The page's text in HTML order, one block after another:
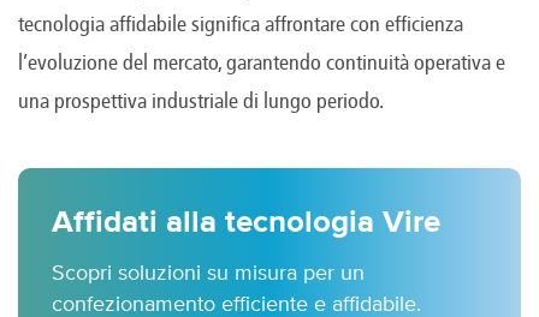
tecnologia affidabile significa affrontare con efficienza
l’evoluzione del mercato, garantendo continuità operativa e
una prospettiva industriale di lungo periodo.
Affidati alla tecnologia Vire
Scopri soluzioni su misura per un
confezionamento efficiente e affidabile.